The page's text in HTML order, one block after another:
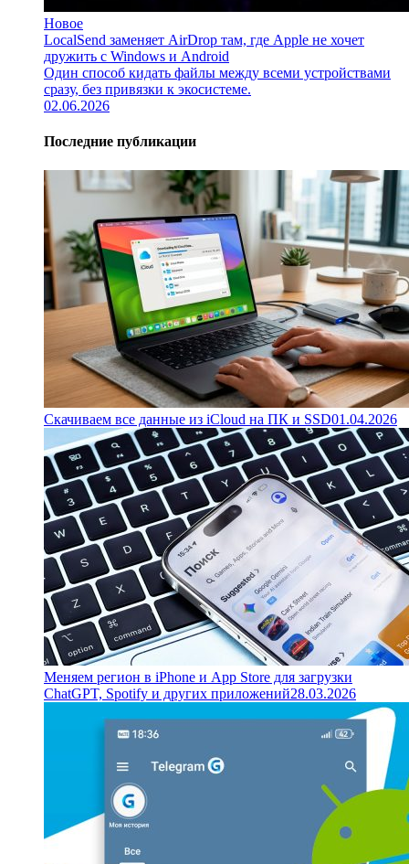
Новое
LocalSend заменяет AirDrop там, где Apple не хочет
дружить с Windows и Android
Один способ кидать файлы между всеми устройствами
сразу, без привязки к экосистеме.
02.06.2026
Последние публикации
Скачиваем все данные из iCloud на ПК и SSD01.04.2026
Меняем регион в iPhone и App Store для загрузки
ChatGPT, Spotify и других приложений28.03.2026